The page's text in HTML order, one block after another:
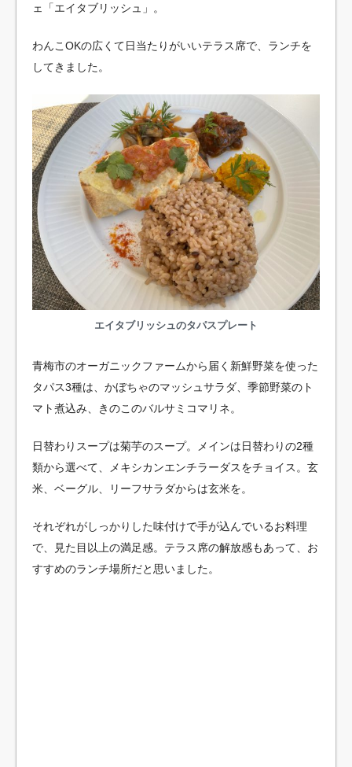
ェ「エイタブリッシュ」。
わんこOKの広くて日当たりがいいテラス席で、ランチを
してきました。
エイタブリッシュのタパスプレート
青梅市のオーガニックファームから届く新鮮野菜を使った
タパス3種は、かぼちゃのマッシュサラダ、季節野菜のト
マト煮込み、きのこのバルサミコマリネ。
日替わりスープは菊芋のスープ。メインは日替わりの2種
類から選べて、メキシカンエンチラーダスをチョイス。玄
米、ベーグル、リーフサラダからは玄米を。
それぞれがしっかりした味付けで手が込んでいるお料理
で、見た目以上の満足感。テラス席の解放感もあって、お
すすめのランチ場所だと思いました。